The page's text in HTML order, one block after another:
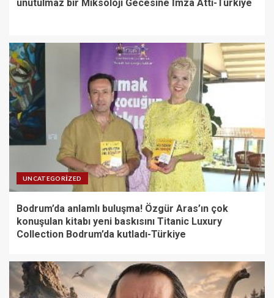
unutulmaz bir Miksoloji Gecesine İmza Attı-Türkiye
UNCATEGORIZED
Bodrum’da anlamlı buluşma! Özgür Aras’ın çok
konuşulan kitabı yeni baskısını Titanic Luxury
Collection Bodrum’da kutladı-Türkiye